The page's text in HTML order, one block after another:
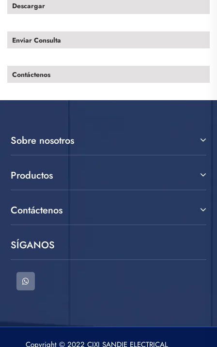
Descargar
Enviar Consulta
Contáctenos
Sobre nosotros
Productos
Contáctenos
SÍGANOS
Copyright © 2022 CIXI SANDIE ELECTRICAL